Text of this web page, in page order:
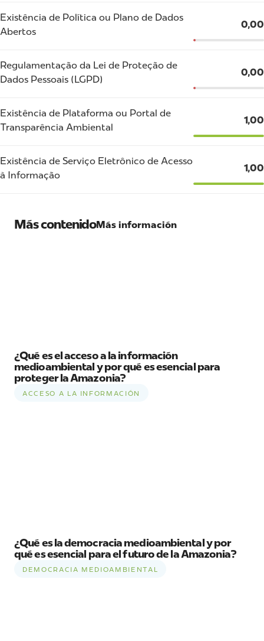
Existência de Política ou Plano de Dados
Abertos
0,00
Regulamentação da Lei de Proteção de
Dados Pessoais (LGPD)
0,00
Existência de Plataforma ou Portal de
Transparência Ambiental
1,00
Existência de Serviço Eletrônico de Acesso
à Informação
1,00
Más contenidoMás información
¿Qué es el acceso a la información
medioambiental y por qué es esencial para
proteger la Amazonia?
ACCESO A LA INFORMACIÓN
¿Qué es la democracia medioambiental y por
qué es esencial para el futuro de la Amazonia?
DEMOCRACIA MEDIOAMBIENTAL